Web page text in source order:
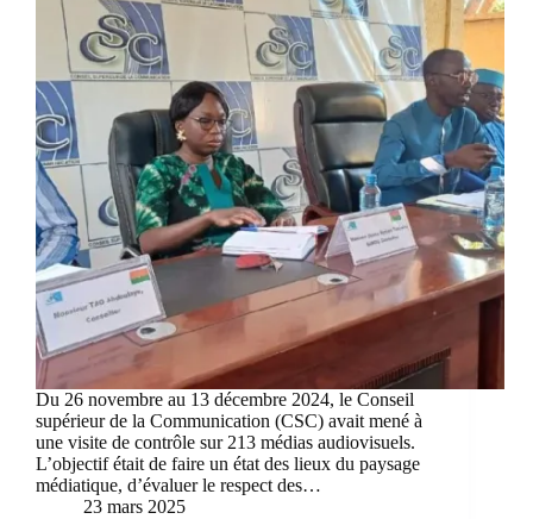
Du 26 novembre au 13 décembre 2024, le Conseil
supérieur de la Communication (CSC) avait mené à
une visite de contrôle sur 213 médias audiovisuels.
L’objectif était de faire un état des lieux du paysage
médiatique, d’évaluer le respect des…
23 mars 2025